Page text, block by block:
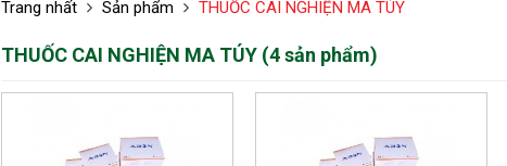
Trang nhất Sản phẩm THUỐC CAI NGHIỆN MA TÚY
THUỐC CAI NGHIỆN MA TÚY (4 sản phẩm)